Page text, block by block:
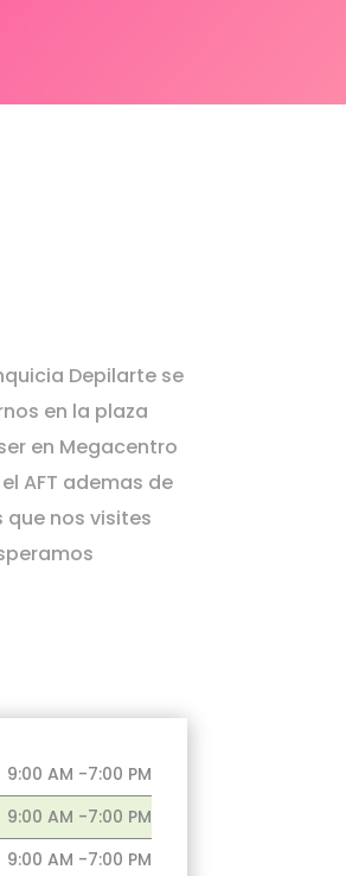
Depilarte se
en la plaza
en Megacentro
AFT ademas de
nos visites
9:00 AM -7:00 PM
9:00 AM -7:00 PM
9:00 AM -7:00 PM